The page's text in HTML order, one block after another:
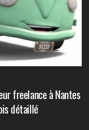
freelance à Nantes
détaillé